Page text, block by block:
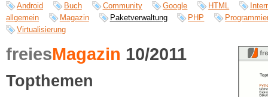
Android Buch Community Google HTML
allgemein
Magazin Paketverwaltung PHP
Virtualisierung
freiesMagazin 10/2011
Topthemen